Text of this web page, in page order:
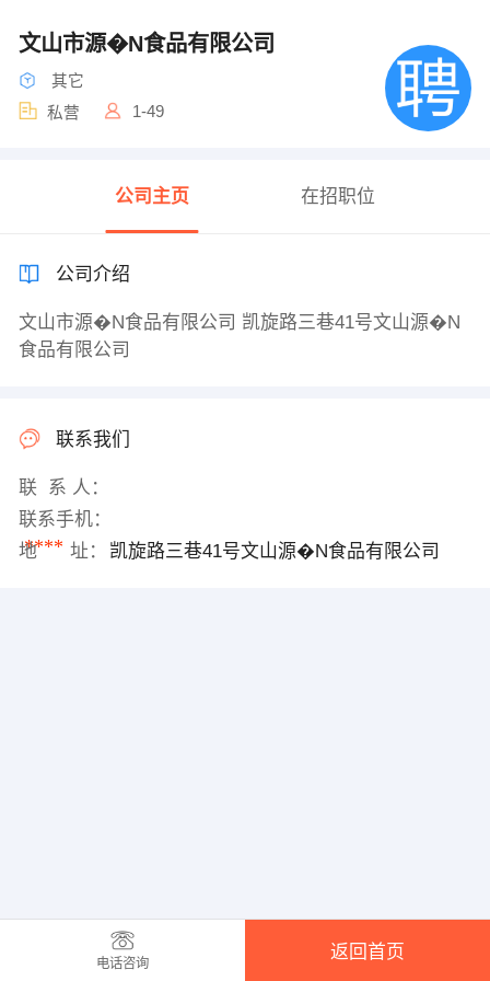
文山市源�N食品有限公司
其它
私营
1-49
公司主页 在招职位
公司介绍
文山市源�N食品有限公司 凯旋路三巷41号文山源�N
食品有限公司
联系我们
联 系 人：
联系手机：
****
地 址： 凯旋路三巷41号文山源�N食品有限公司
电话咨询
返回首页